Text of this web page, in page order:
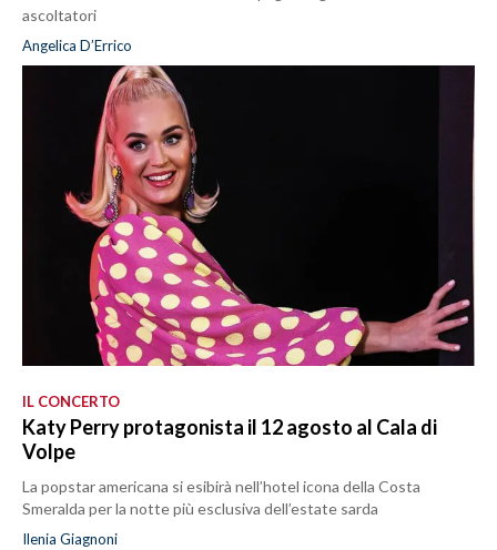
ascoltatori
Angelica D’Errico
IL CONCERTO
Katy Perry protagonista il 12 agosto al Cala di
Volpe
La popstar americana si esibirà nell’hotel icona della Costa
Smeralda per la notte più esclusiva dell’estate sarda
Ilenia Giagnoni